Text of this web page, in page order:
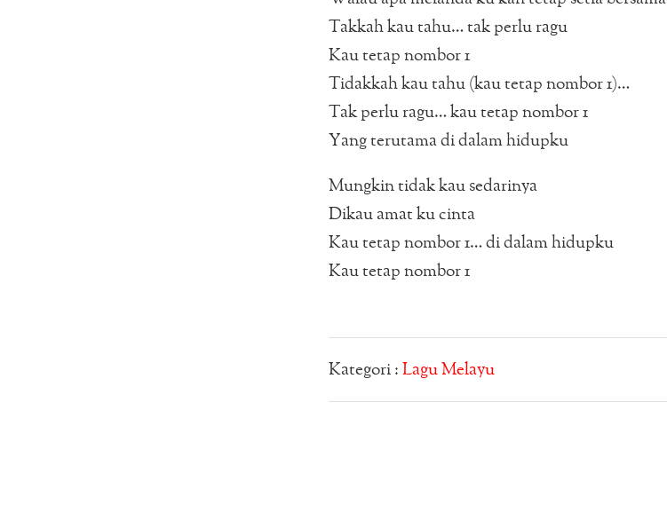
Takkah kau tahu… tak perlu ragu
Kau tetap nombor 1
Tidakkah kau tahu (kau tetap nombor 1)…
Tak perlu ragu… kau tetap nombor 1
Yang terutama di dalam hidupku
Mungkin tidak kau sedarinya
Dikau amat ku cinta
Kau tetap nombor 1… di dalam hidupku
Kau tetap nombor 1
Kategori : Lagu Melayu